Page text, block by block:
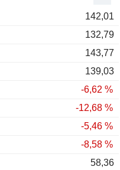
142,01
132,79
143,77
139,03
-6,62 %
-12,68 %
-5,46 %
-8,58 %
58,36